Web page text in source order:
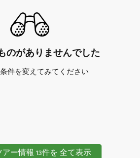
のがありませんでした
件を変えてみてください
ー情報 13件を 全て表示